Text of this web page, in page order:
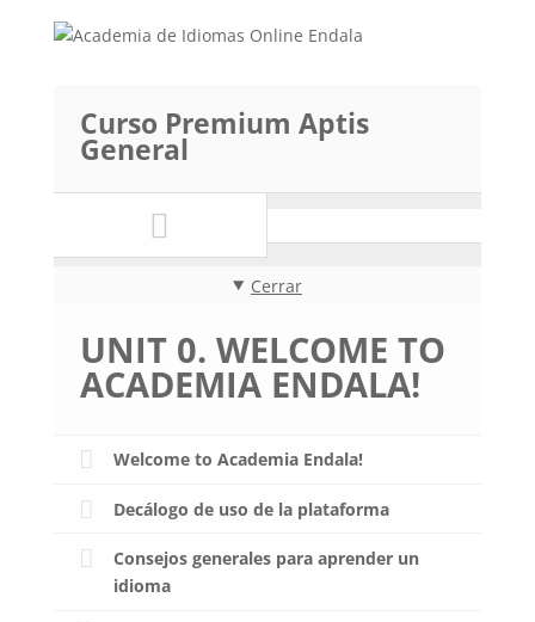
Curso Premium Aptis
General
Cerrar
UNIT 0. WELCOME TO
ACADEMIA ENDALA!
Welcome to Academia Endala!
Decálogo de uso de la plataforma
Consejos generales para aprender un
idioma